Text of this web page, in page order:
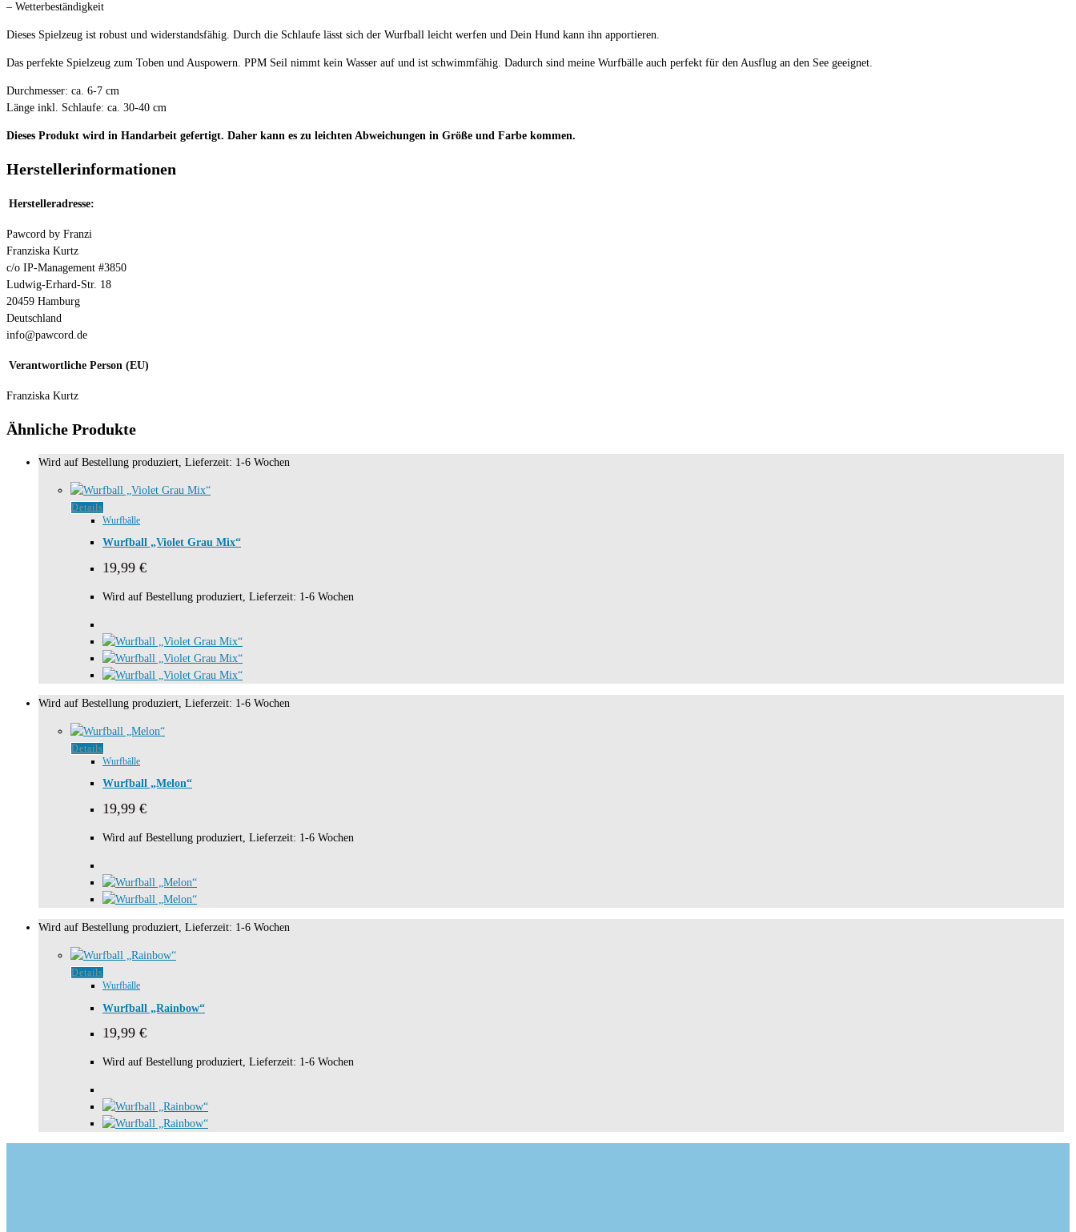
– Wetterbeständigkeit
Dieses Spielzeug ist robust und widerstandsfähig. Durch die Schlaufe lässt sich der Wurfball leicht werfen und Dein Hund kann ihn apportieren.
Das perfekte Spielzeug zum Toben und Auspowern. PPM Seil nimmt kein Wasser auf und ist schwimmfähig. Dadurch sind meine Wurfbälle auch perfekt für den Ausflug an den See geeignet.
Durchmesser: ca. 6-7 cm
Länge inkl. Schlaufe: ca. 30-40 cm
Dieses Produkt wird in Handarbeit gefertigt. Daher kann es zu leichten Abweichungen in Größe und Farbe kommen.
Herstellerinformationen
Herstelleradresse:
Pawcord by Franzi
Franziska Kurtz
c/o IP-Management #3850
Ludwig-Erhard-Str. 18
20459 Hamburg
Deutschland
info@pawcord.de
Verantwortliche Person (EU)
Franziska Kurtz
Ähnliche Produkte
Wird auf Bestellung produziert, Lieferzeit: 1-6 Wochen
Details
Wurfbälle
Wurfball „Violet Grau Mix“
19,99 €
Wird auf Bestellung produziert, Lieferzeit: 1-6 Wochen
Wird auf Bestellung produziert, Lieferzeit: 1-6 Wochen
Details
Wurfbälle
Wurfball „Melon“
19,99 €
Wird auf Bestellung produziert, Lieferzeit: 1-6 Wochen
Wird auf Bestellung produziert, Lieferzeit: 1-6 Wochen
Details
Wurfbälle
Wurfball „Rainbow“
19,99 €
Wird auf Bestellung produziert, Lieferzeit: 1-6 Wochen